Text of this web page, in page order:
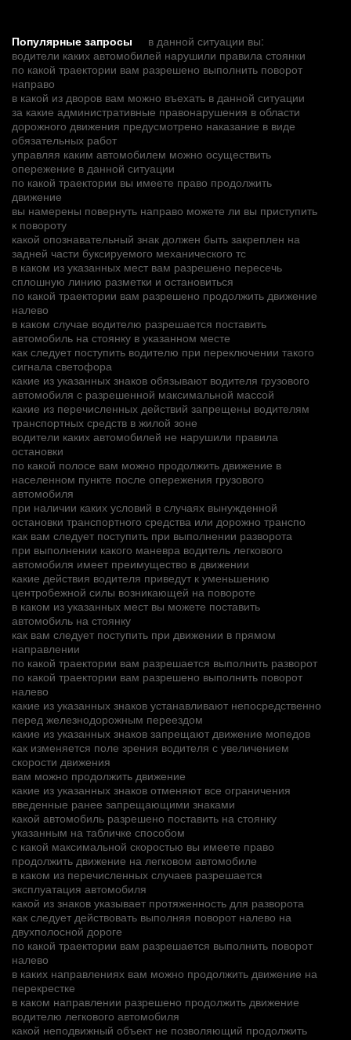
Популярные запросы
в данной ситуации вы:
водители каких автомобилей нарушили правила стоянки
по какой траектории вам разрешено выполнить поворот
направо
в какой из дворов вам можно въехать в данной ситуации
за какие административные правонарушения в области
дорожного движения предусмотрено наказание в виде
обязательных работ
управляя каким автомобилем можно осуществить
опережение в данной ситуации
по какой траектории вы имеете право продолжить
движение
вы намерены повернуть направо можете ли вы приступить
к повороту
какой опознавательный знак должен быть закреплен на
задней части буксируемого механического тс
в каком из указанных мест вам разрешено пересечь
сплошную линию разметки и остановиться
по какой траектории вам разрешено продолжить движение
налево
в каком случае водителю разрешается поставить
автомобиль на стоянку в указанном месте
как следует поступить водителю при переключении такого
сигнала светофора
какие из указанных знаков обязывают водителя грузового
автомобиля с разрешенной максимальной массой
какие из перечисленных действий запрещены водителям
транспортных средств в жилой зоне
водители каких автомобилей не нарушили правила
остановки
по какой полосе вам можно продолжить движение в
населенном пункте после опережения грузового
автомобиля
при наличии каких условий в случаях вынужденной
остановки транспортного средства или дорожно транспо
как вам следует поступить при выполнении разворота
при выполнении какого маневра водитель легкового
автомобиля имеет преимущество в движении
какие действия водителя приведут к уменьшению
центробежной силы возникающей на повороте
в каком из указанных мест вы можете поставить
автомобиль на стоянку
как вам следует поступить при движении в прямом
направлении
по какой траектории вам разрешается выполнить разворот
по какой траектории вам разрешено выполнить поворот
налево
какие из указанных знаков устанавливают непосредственно
перед железнодорожным переездом
какие из указанных знаков запрещают движение мопедов
как изменяется поле зрения водителя с увеличением
скорости движения
вам можно продолжить движение
какие из указанных знаков отменяют все ограничения
введенные ранее запрещающими знаками
какой автомобиль разрешено поставить на стоянку
указанным на табличке способом
с какой максимальной скоростью вы имеете право
продолжить движение на легковом автомобиле
в каком из перечисленных случаев разрешается
эксплуатация автомобиля
какой из знаков указывает протяженность для разворота
как следует действовать выполняя поворот налево на
двухполосной дороге
по какой траектории вам разрешается выполнить поворот
налево
в каких направлениях вам можно продолжить движение на
перекрестке
в каком направлении разрешено продолжить движение
водителю легкового автомобиля
какой неподвижный объект не позволяющий продолжить